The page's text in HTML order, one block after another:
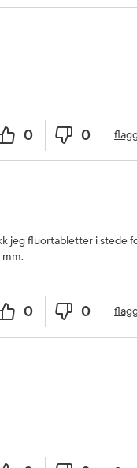
0 0
jeg fluortabletter i stede
0 0